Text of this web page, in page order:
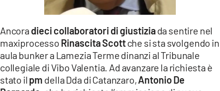
COSENZACHANNEL.IT
ILVIBONESE.IT
CATANZAROCHANNEL.IT
LACAPITALENEWS.IT
Ancora dieci collaboratori di giustiziada sentire nel
maxiprocesso Rinascita Scottche si sta svolgendo in
aula bunker a Lamezia Terme dinanzi al Tribunale
collegiale di Vibo Valentia. Ad avanzare la richiesta è
stato il pm della Dda di Catanzaro,Antonio De